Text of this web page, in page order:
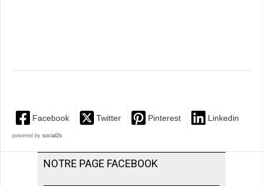
Facebook Twitter Pinterest Linkedin
powered by social2s
NOTRE PAGE FACEBOOK